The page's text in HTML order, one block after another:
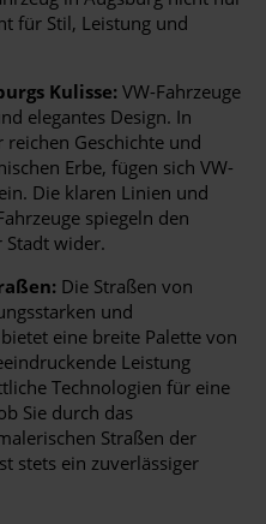
für Stil, Leistung und
Kulisse: VW-Fahrzeuge
elegantes Design. In
Geschichte und
Erbe, fügen sich VW-
Die klaren Linien und
spiegeln den
Stadt wider.
Die Straßen von
und
eine breite Palette von
Leistung
Technologien für eine
Sie durch das
Straßen der
stets ein zuverlässiger